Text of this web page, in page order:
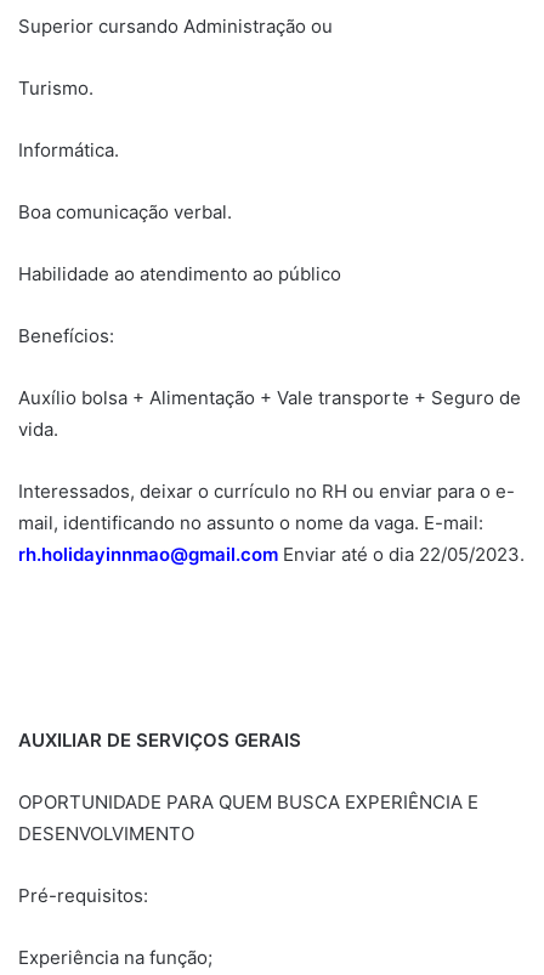
Superior cursando Administração ou
Turismo.
Informática.
Boa comunicação verbal.
Habilidade ao atendimento ao público
Benefícios:
Auxílio bolsa + Alimentação + Vale transporte + Seguro de
vida.
Interessados, deixar o currículo no RH ou enviar para o e-
mail, identificando no assunto o nome da vaga. E-mail:
rh.holidayinnmao@gmail.com Enviar até o dia 22/05/2023.
AUXILIAR DE SERVIÇOS GERAIS
OPORTUNIDADE PARA QUEM BUSCA EXPERIÊNCIA E
DESENVOLVIMENTO
Pré-requisitos:
Experiência na função;